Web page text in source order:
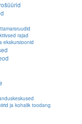
rajad
ekskursioonid
ja kohalik toodang